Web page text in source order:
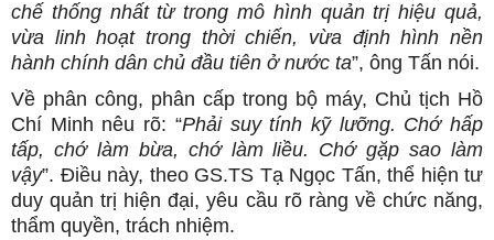
chế thống nhất từ trong mô hình quản trị hiệu quả,
vừa linh hoạt trong thời chiến, vừa định hình nền
hành chính dân chủ đầu tiên ở nước ta”, ông Tấn nói.
Về phân công, phân cấp trong bộ máy, Chủ tịch Hồ
Chí Minh nêu rõ: “Phải suy tính kỹ lưỡng. Chớ hấp
tấp, chớ làm bừa, chớ làm liều. Chớ gặp sao làm
vậy”. Điều này, theo GS.TS Tạ Ngọc Tấn, thể hiện tư
duy quản trị hiện đại, yêu cầu rõ ràng về chức năng,
thẩm quyền, trách nhiệm.